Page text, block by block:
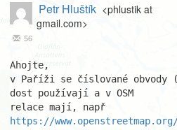
Petr Hluštík <phlustik at
gmail.com>
56
Ahojte,
v Paříži se číslované obvody
dost používají a v OSM
https://